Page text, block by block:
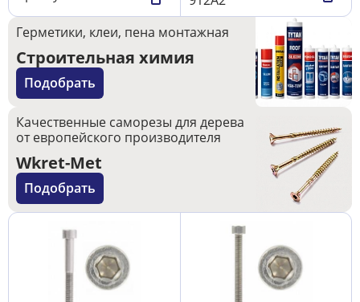
Герметики, клеи, пена монтажная
Строительная химия
Подобрать
Качественные саморезы для дерева
от европейского производителя
Wkret-Met
Подобрать